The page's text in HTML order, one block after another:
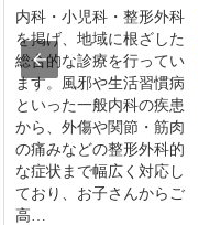
内科・小児科・整形外科
を掲げ、地域に根ざした
総合的な診療を行ってい
ます。風邪や生活習慣病
といった一般内科の疾患
から、外傷や関節・筋肉
の痛みなどの整形外科的
な症状まで幅広く対応し
ており、お子さんからご
高…